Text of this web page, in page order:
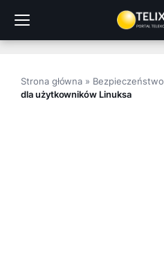
treści
Strona główna » Bezpieczeństwo
dla użytkowników Linuksa